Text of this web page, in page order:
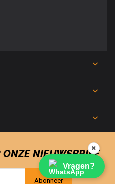
ONZE NIEUWSBRIEF
Abonneer
✖
Vragen?